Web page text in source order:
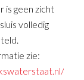
is geen zicht
volledig
zie: